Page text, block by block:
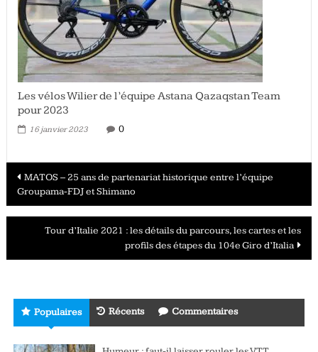
Les vélos Wilier de l’équipe Astana Qazaqstan Team
pour 2023
16 janvier 2023 0
Navigation
des
articles
MATOS – 25 ans de partenariat historique entre l’équipe
Groupama-FDJ et Shimano
Tour d’Italie 2021 : les détails du parcours, les cartes et les
profils des étapes du 104e Giro d’Italia
Populaires Récents Commentaires